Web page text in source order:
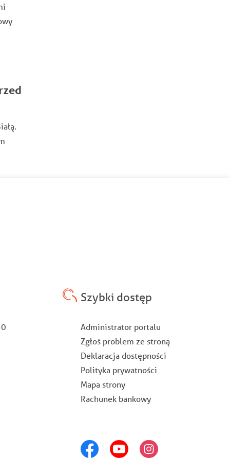
Szybki dostęp
Stopka
Administrator portalu
Zgłoś problem ze stroną
Deklaracja dostępności
Polityka prywatności
Mapa strony
Rachunek bankowy